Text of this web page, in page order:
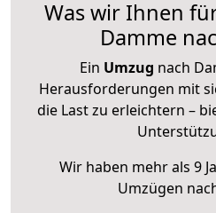
Was wir Ihnen
Damme
Ein Umzug nach
Herausforderungen mit
die Last zu erleichtern –
Wir haben mehr als 9
Umzügen